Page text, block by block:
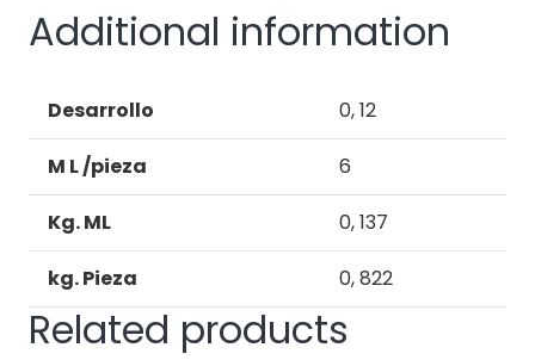
Additional information
Desarrollo 0, 12
M L /pieza 6
Kg. ML 0, 137
kg. Pieza 0, 822
Related products